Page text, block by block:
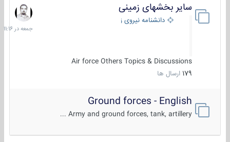
سایر بخشهای زمینی
دانشنامه نیروی زمینی
Air force Others Topics & Discussions
179 ارسال ها
جمعه
در
11:16
Ground forces - English
Army and ground forces, tank, artillery ...